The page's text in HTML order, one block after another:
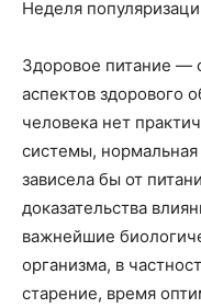
Неделя
Здоровое питание —
аспектов здорового
человека нет
системы,
зависела бы от
доказательства
важнейшие
организма, в
старение, время